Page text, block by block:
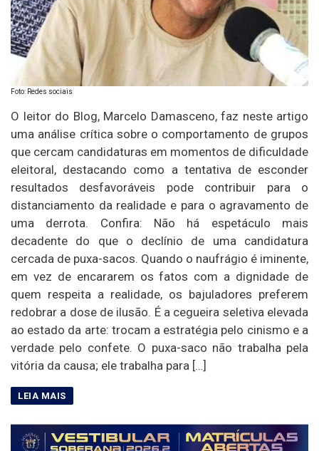
Foto: Redes sociais
O leitor do Blog, Marcelo Damasceno, faz neste artigo
uma análise crítica sobre o comportamento de grupos
que cercam candidaturas em momentos de dificuldade
eleitoral, destacando como a tentativa de esconder
resultados desfavoráveis pode contribuir para o
distanciamento da realidade e para o agravamento de
uma derrota. Confira: Não há espetáculo mais
decadente do que o declínio de uma candidatura
cercada de puxa-sacos. Quando o naufrágio é iminente,
em vez de encararem os fatos com a dignidade de
quem respeita a realidade, os bajuladores preferem
redobrar a dose de ilusão. É a cegueira seletiva elevada
ao estado da arte: trocam a estratégia pelo cinismo e a
verdade pelo confete. O puxa-saco não trabalha pela
vitória da causa; ele trabalha para […]